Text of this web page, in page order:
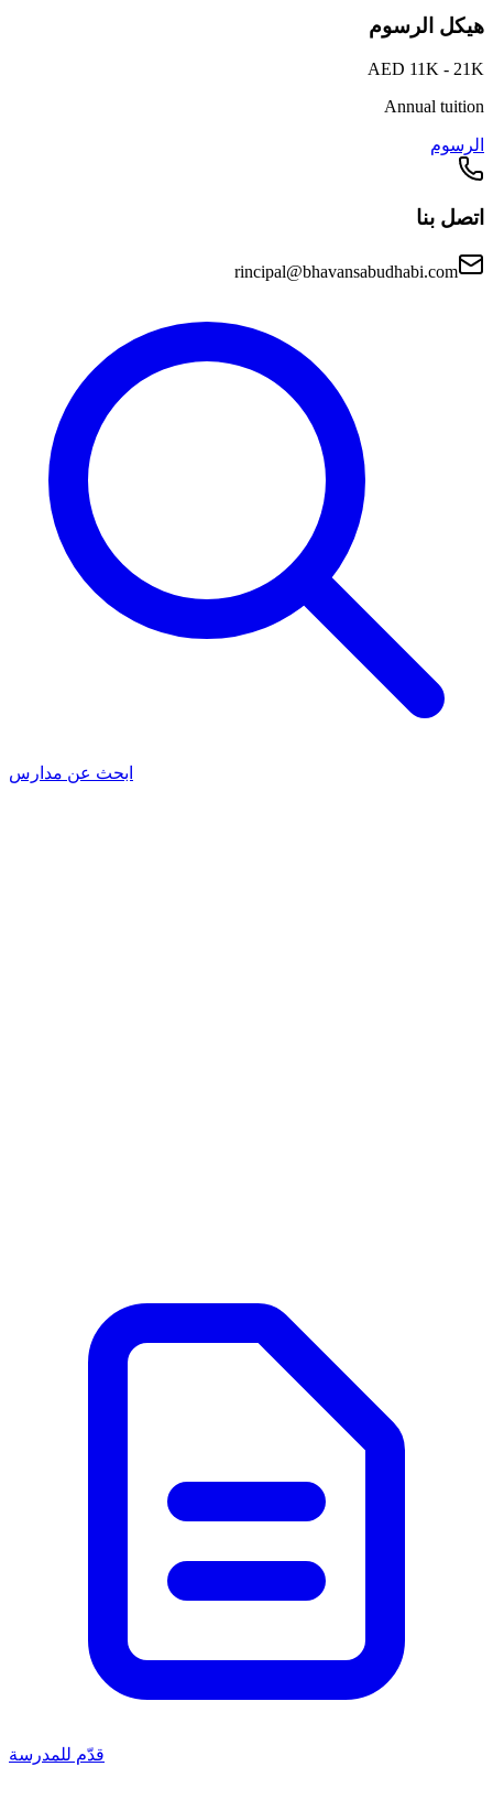
هيكل الرسوم
AED 11K - 21K
Annual tuition
الرسوم
اتصل بنا
rincipal@bhavansabudhabi.com